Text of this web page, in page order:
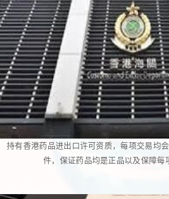
持有香港药品进出口许可资质，每项交易均
件，保证药品均是正品以及保障每